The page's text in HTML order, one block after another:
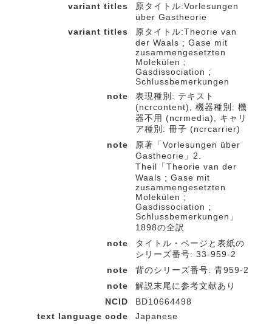
variant titles
原タイトル:Vorlesungen
über Gastheorie
variant titles
原タイトル:Theorie van
der Waals ; Gase mit
zusammengesetzten
Molekülen ;
Gasdissociation ;
Schlussbemerkungen
note
表現種別: テキスト
(ncrcontent), 機器種別: 機
器不用 (ncrmedia), キャリ
ア種別: 冊子 (ncrcarrier)
note
原著「Vorlesungen über
Gastheorie」2.
Theil「Theorie van der
Waals ; Gase mit
zusammengesetzten
Molekülen ;
Gasdissociation ;
Schlussbemerkungen」
1898の全訳
note
タイトル・ページと表紙の
シリーズ番号: 33-959-2
note
背のシリーズ番号: 青959-2
note
解説末尾に参考文献あり
NCID
BD10664498
text language code
Japanese